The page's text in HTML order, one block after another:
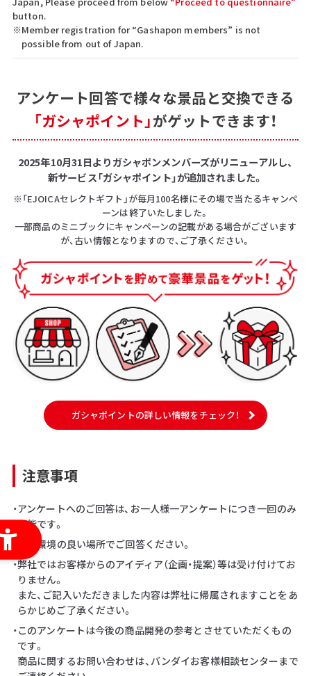
button.
※Member registration for “Gashapon members” is not
possible from out of Japan.
アンケート回答で様々な景品と交換できる
「ガシャポイント」がゲットできます！
2025年10月31日よりガシャポンメンバーズがリニューアルし、
新サービス「ガシャポイント」が追加されました。
※「EJOICAセレクトギフト」が毎月100名様にその場で当たるキャンペ
ーンは終了いたしました。
一部商品のミニブックにキャンペーンの記載がある場合がございます
が、古い情報となりますので、ご了承ください。
ガシャポイントの詳しい情報をチェック！
注意事項
・アンケートへのご回答は、お一人様一アンケートにつき一回のみ
可能です。
・通信環境の良い場所でご回答ください。
・弊社ではお客様からのアイディア（企画・提案）等は受け付けてお
りません。
また、ご記入いただきました内容は弊社に帰属されますことをあ
らかじめご了承ください。
・このアンケートは今後の商品開発の参考とさせていただくもの
です。
商品に関するお問い合わせは、バンダイお客様相談センターまで